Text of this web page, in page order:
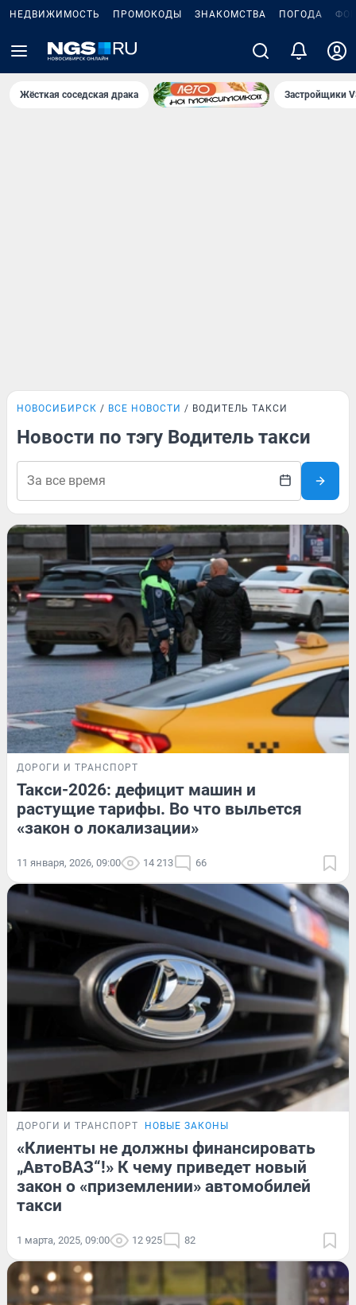
НЕДВИЖИМОСТЬ ПРОМОКОДЫ ЗНАКОМСТВА ПОГОДА
Жёсткая соседская драка Застройщики
НОВОСИБИРСК ВСЕ НОВОСТИ ВОДИТЕЛЬ ТАКСИ
Новости по тэгу Водитель такси
ДОРОГИ И ТРАНСПОРТ
Такси-2026: дефицит машин и
растущие тарифы. Во что выльется
«закон о локализации»
11 января, 2026, 09:00 14 213 66
ДОРОГИ И ТРАНСПОРТ НОВЫЕ ЗАКОНЫ
«Клиенты не должны финансировать
„АвтоВАЗ“!» К чему приведет новый
закон о «приземлении» автомобилей
такси
1 марта, 2025, 09:00 12 925 82